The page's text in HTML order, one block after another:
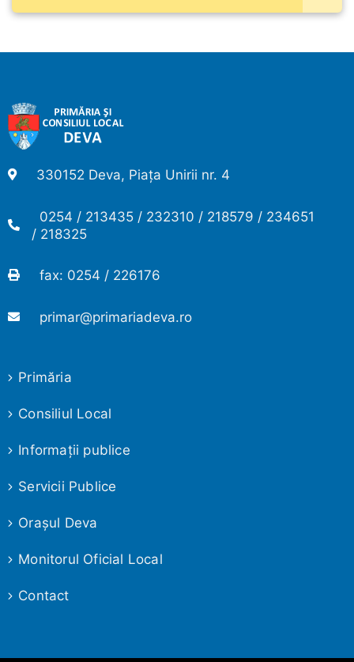
330152 Deva, Piața Unirii nr. 4
0254 / 213435 / 232310 / 218579 / 234651
/ 218325
fax: 0254 / 226176
primar@primariadeva.ro
Primăria
Consiliul Local
Informaţii publice
Servicii Publice
Oraşul Deva
Monitorul Oficial Local
Contact